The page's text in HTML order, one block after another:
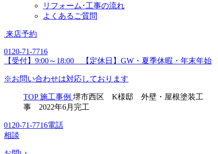
リフォーム･工事の流れ
よくあるご質問
来店予約
0120-71-7716
【受付】9:00～18:00 【定休日】GW・夏季休暇・年末年始
※お問い合わせは対応しております
TOP 施工事例 堺市西区 K様邸 外壁・屋根塗装工
事 2022年6月完工
0120-71-7716電話
相談